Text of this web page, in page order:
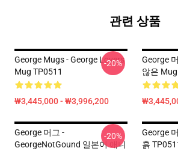
관련 상품
George Mugs - George Lovers
Mug TP0511
₩3,445,000 - ₩3,996,200
-20%
George
않은
George 머그 -
GeorgeNotGound 일본어 애니
-20%
George
흙